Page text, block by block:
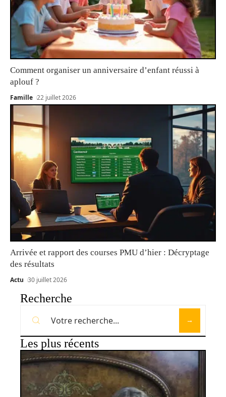
Comment organiser un anniversaire d’enfant réussi à
aplouf ?
Famille 22 juillet 2026
Arrivée et rapport des courses PMU d’hier : Décryptage
des résultats
Actu 30 juillet 2026
Recherche
Les plus récents